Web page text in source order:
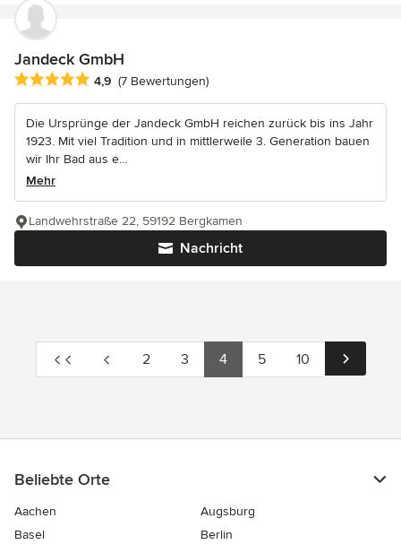
Jandeck GmbH
Durchschnittliche Bewertung: 4.9 von 5 Sternen
4,9 (7 Bewertungen)
Die Ursprünge der Jandeck GmbH reichen zurück bis ins Jahr
1923. Mit viel Tradition und in mittlerweile 3. Generation bauen
wir Ihr Bad aus e...
Mehr
Nachricht
Landwehrstraße 22, 59192 Bergkamen
2 3 4 5 10
Beliebte Orte
Aachen
Augsburg
Basel
Berlin